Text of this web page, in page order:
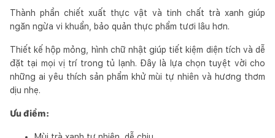
Thành phần chiết xuất thực vật và tinh chất trà xanh giúp
ngăn ngừa vi khuẩn, bảo quản thực phẩm tươi lâu hơn.
Thiết kế hộp mỏng, hình chữ nhật giúp tiết kiệm diện tích và dễ
đặt tại mọi vị trí trong tủ lạnh. Đây là lựa chọn tuyệt vời cho
những ai yêu thích sản phẩm khử mùi tự nhiên và hương thơm
dịu nhẹ.
Ưu điểm: